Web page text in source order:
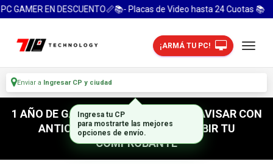
GAMER EN DESCUENTO📏📚- Placas de Video hasta 24 Cuotas 📚
¡ARMÁ TU PC!
Enviar a Ingresar CP y ciudad
1 AÑO DE GARANTIA! / PARA RETIRO AVISAR CON
ANTICIPACION / NO OLVIDES SUBIR TU
COMPROBANTE
Ingresa tu CP
para mostrarte las mejores
opciones de envío.